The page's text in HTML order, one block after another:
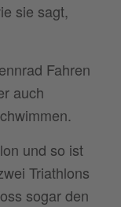
sie sagt,
Fahren
auch
und so ist
Triathlons
sogar den